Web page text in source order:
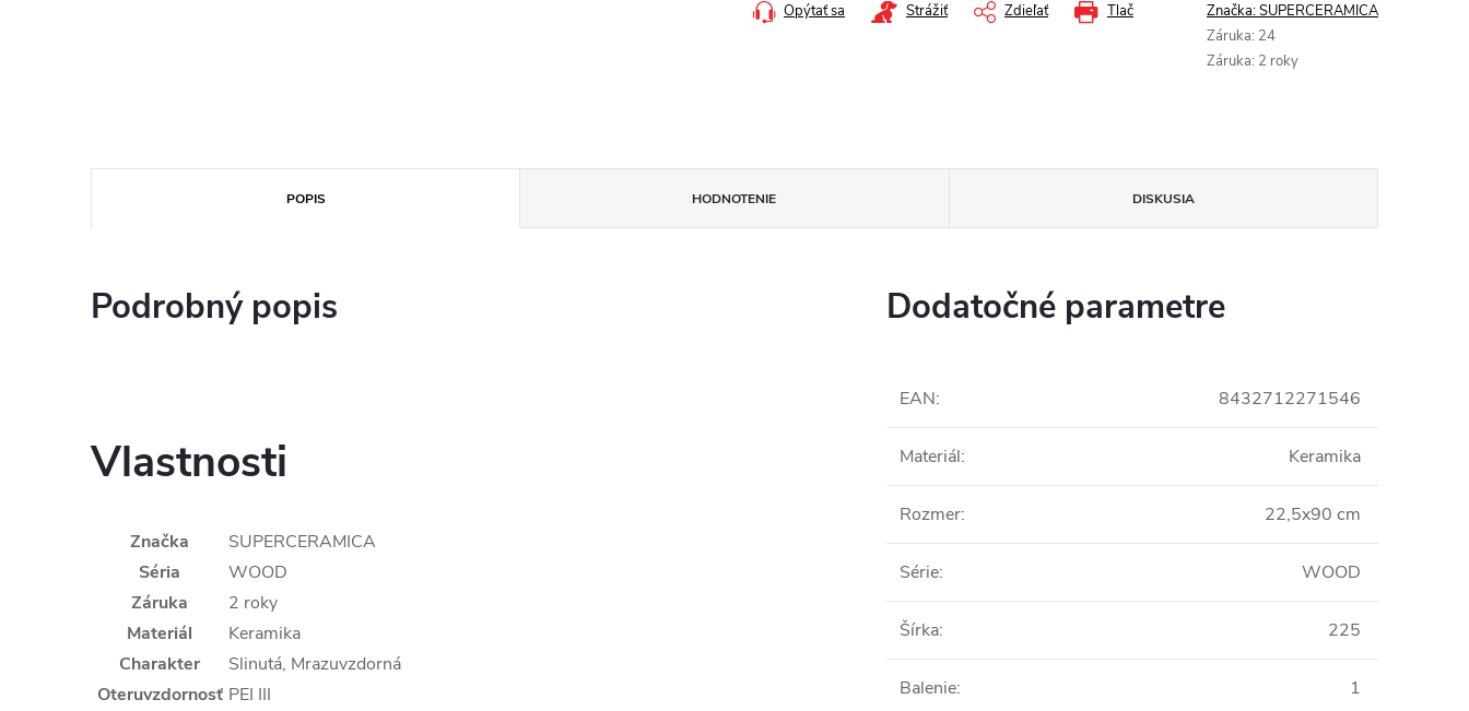
Tlač
Opýtať sa Strážiť Zdieľať Značka:SUPERCERAMICA
Záruka: 24
Záruka: 2 roky
POPIS HODNOTENIE DISKUSIA
Podrobný popis
Vlastnosti
Značka
SUPERCERAMICA
Séria
WOOD
Záruka
2 roky
Materiál
Keramika
Charakter
Slinutá, Mrazuvzdorná
Oteruvzdornosť PEI III
Dodatočné parametre
EAN: 8432712271546
Materiál: Keramika
Rozmer: 22,5x90 cm
Série: WOOD
Šírka: 225
Balenie: 1